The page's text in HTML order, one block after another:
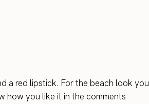
a red lipstick. For the beach look you
how you like it in the comments